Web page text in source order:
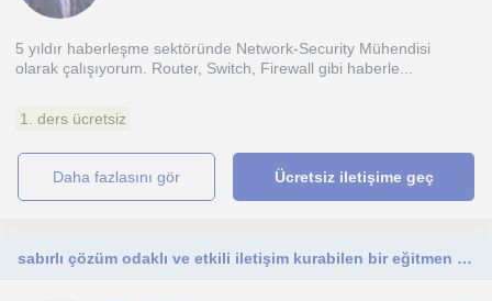
5 yıldır haberleşme sektöründe Network-Security Mühendisi
olarak çalışıyorum. Router, Switch, Firewall gibi haberle...
1. ders ücretsiz
daha fazlasını gör Ücretsiz iletişime geç
sabırlı çözüm odaklı ve etkili iletişim kurabilen bir eğitmen olarak tanımlıyorum ortaokul ve lise öğrencilerine yöneliktir.